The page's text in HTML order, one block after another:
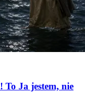
To Ja jestem, nie